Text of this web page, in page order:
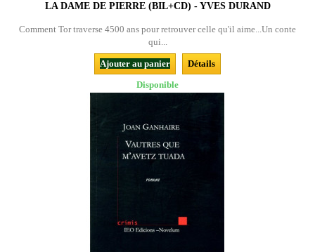
LA DAME DE PIERRE (BIL+CD) - YVES DURAND
Comment Tor traverse 4500 ans pour retrouver celle qu'il aime...Un conte
qui...
Ajouter au panier
Détails
Disponible